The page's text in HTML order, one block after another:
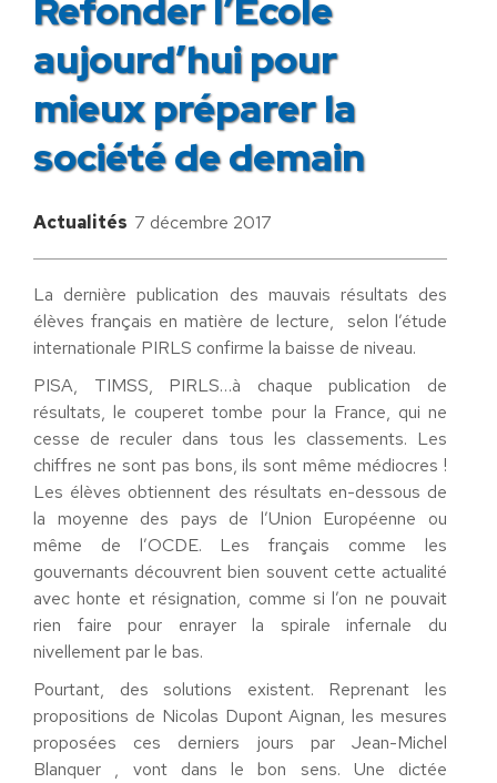
Refonder l’Ecole
aujourd’hui pour
mieux préparer la
société de demain
Actualités 7 décembre 2017
La dernière publication des mauvais résultats des
élèves français en matière de lecture, selon l’étude
internationale PIRLS confirme la baisse de niveau.
PISA, TIMSS, PIRLS…à chaque publication de
résultats, le couperet tombe pour la France, qui ne
cesse de reculer dans tous les classements. Les
chiffres ne sont pas bons, ils sont même médiocres !
Les élèves obtiennent des résultats en-dessous de
la moyenne des pays de l’Union Européenne ou
même de l’OCDE. Les français comme les
gouvernants découvrent bien souvent cette actualité
avec honte et résignation, comme si l’on ne pouvait
rien faire pour enrayer la spirale infernale du
nivellement par le bas.
Pourtant, des solutions existent. Reprenant les
propositions de Nicolas Dupont Aignan, les mesures
proposées ces derniers jours par Jean-Michel
Blanquer , vont dans le bon sens. Une dictée